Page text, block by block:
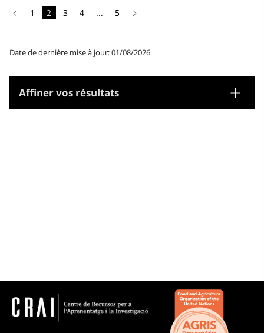
Affiner vos résultats
Tesaurus
1 2 3 4 ... 5
Date de dernière mise à jour: 01/08/2026